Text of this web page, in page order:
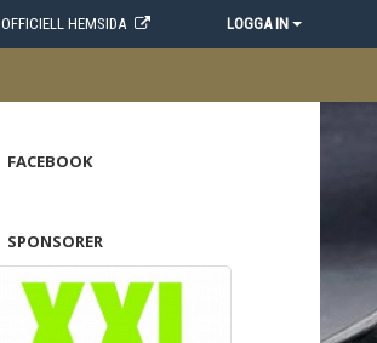
OFFICIELL HEMSIDA LOGGA IN
FACEBOOK
SPONSORER